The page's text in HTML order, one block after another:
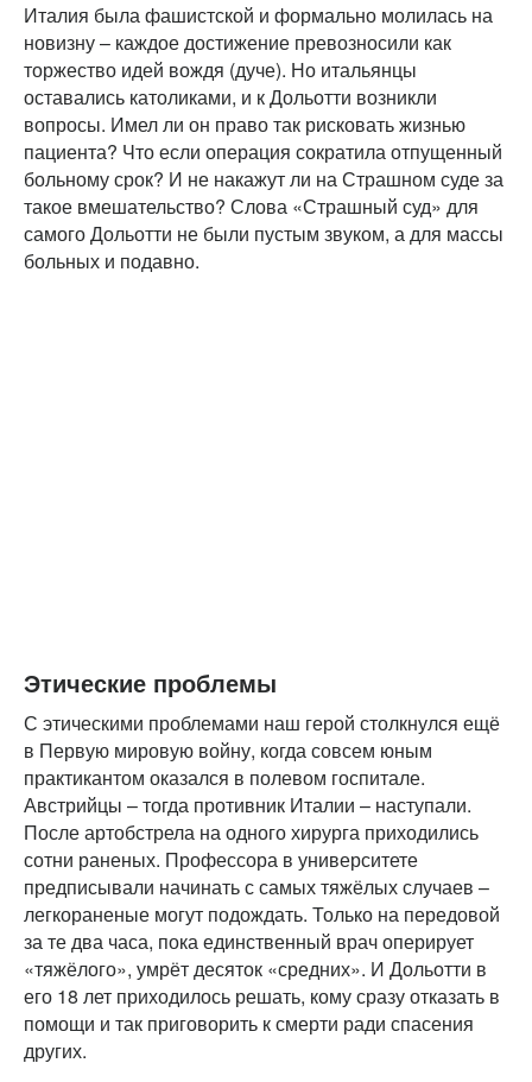
Италия была фашистской и формально молилась на
новизну – каждое достижение превозносили как
торжество идей вождя (дуче). Но итальянцы
оставались католиками, и к Дольотти возникли
вопросы. Имел ли он право так рисковать жизнью
пациента? Что если операция сократила отпущенный
больному срок? И не накажут ли на Страшном суде за
такое вмешательство? Слова «Страшный суд» для
самого Дольотти не были пустым звуком, а для массы
больных и подавно.
Этические проблемы
С этическими проблемами наш герой столкнулся ещё
в Первую мировую войну, когда совсем юным
практикантом оказался в полевом госпитале.
Австрийцы – тогда противник Италии – наступали.
После артобстрела на одного хирурга приходились
сотни раненых. Профессора в университете
предписывали начинать с самых тяжёлых случаев –
легкораненые могут подождать. Только на передовой
за те два часа, пока единственный врач оперирует
«тяжёлого», умрёт десяток «средних». И Дольотти в
его 18 лет приходилось решать, кому сразу отказать в
помощи и так приговорить к смерти ради спасения
других.